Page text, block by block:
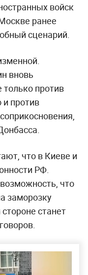
войск
ранее
сценарий.
вновь
только против
и против
что в Киеве и
РФ.
что
заморозку
станет